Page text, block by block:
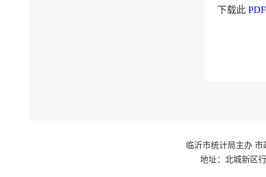
下载此
临沂市统计局主办 市
地址：北城新区